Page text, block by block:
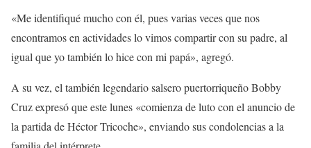
«Me identifiqué mucho con él, pues varias veces que nos
encontramos en actividades lo vimos compartir con su padre, al
igual que yo también lo hice con mi papá», agregó.
A su vez, el también legendario salsero puertorriqueño Bobby
Cruz expresó que este lunes «comienza de luto con el anuncio de
la partida de Héctor Tricoche», enviando sus condolencias a la